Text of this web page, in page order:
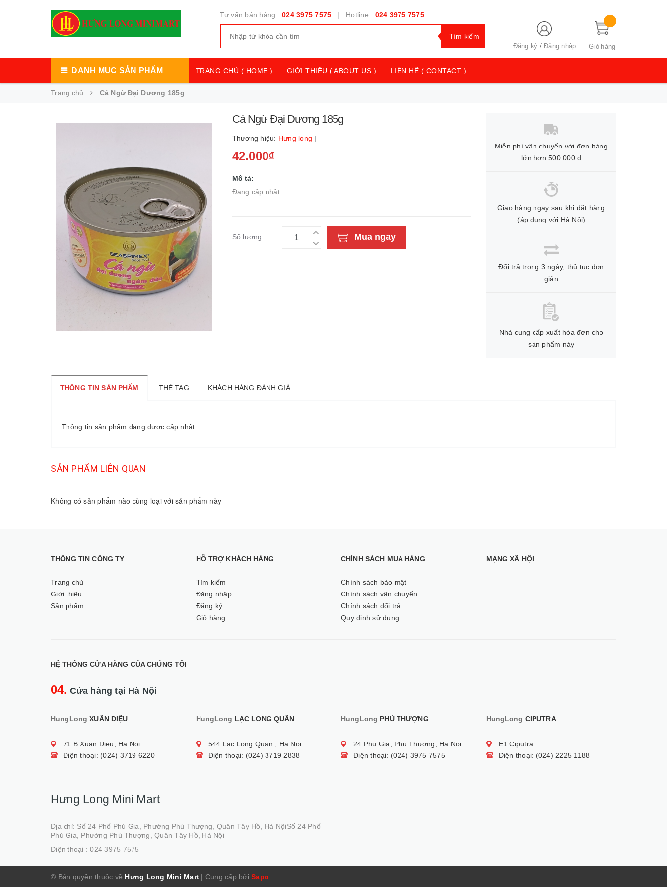
Tư vấn bán hàng : 024 3975 7575 | Hotline : 024 3975 7575
Tìm kiếm
Đăng ký /Đăng nhập Giỏ hàng
DANH MỤC SẢN PHẨM TRANG CHỦ ( HOME ) GIỚI THIỆU ( ABOUT US ) LIÊN HỆ ( CONTACT )
Trang chủ Cá Ngừ Đại Dương 185g
Cá Ngừ Đại Dương 185g
Thương hiệu: Hưng long |
42.000₫
Mô tả:
Đang cập nhật
Số lượng Mua ngay
Miễn phí vận chuyển với đơn hàng
lớn hơn 500.000 đ
Giao hàng ngay sau khi đặt hàng
(áp dụng với Hà Nội)
Đổi trả trong 3 ngày, thủ tục đơn
giản
Nhà cung cấp xuất hóa đơn cho
sản phẩm này
THÔNG TIN SẢN PHẨM THẺ TAG KHÁCH HÀNG ĐÁNH GIÁ
Thông tin sản phẩm đang được cập nhật
SẢN PHẨM LIÊN QUAN
Không có sản phẩm nào cùng loại với sản phẩm này
THÔNG TIN CÔNG TY
Trang chủ
Giới thiệu
Sản phẩm
HỖ TRỢ KHÁCH HÀNG
Tìm kiếm
Đăng nhập
Đăng ký
Giỏ hàng
CHÍNH SÁCH MUA HÀNG
Chính sách bảo mật
Chính sách vận chuyển
Chính sách đổi trả
Quy định sử dụng
MẠNG XÃ HỘI
HỆ THỐNG CỬA HÀNG CỦA CHÚNG TÔI
04. Cửa hàng tại Hà Nội
HungLong XUÂN DIỆU
71 B Xuân Diệu, Hà Nội
Điện thoại: (024) 3719 6220
HungLong LẠC LONG QUÂN
544 Lạc Long Quân , Hà Nội
Điện thoại: (024) 3719 2838
HungLong PHÚ THƯỢNG
24 Phú Gia, Phú Thượng, Hà Nội
Điện thoại: (024) 3975 7575
HungLong CIPUTRA
E1 Ciputra
Điện thoại: (024) 2225 1188
Hưng Long Mini Mart
Địa chỉ: Số 24 Phố Phú Gia, Phường Phú Thượng, Quân Tây Hồ, Hà NộiSố 24 Phố
Phú Gia, Phường Phú Thượng, Quân Tây Hồ, Hà Nội
Điện thoại :024 3975 7575
© Bản quyền thuộc về Hưng Long Mini Mart | Cung cấp bởi Sapo